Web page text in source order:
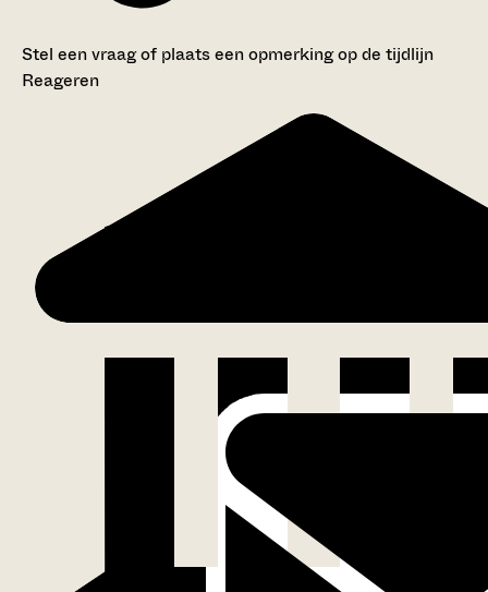
Stel een vraag of plaats een opmerking op de tijdlijn
Reageren